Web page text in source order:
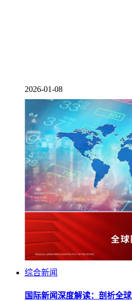
2026-01-08
综合新闻
国际新闻深度解读：剖析全